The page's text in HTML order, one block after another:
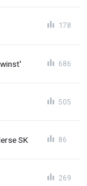
178
686
505
SK 86
269